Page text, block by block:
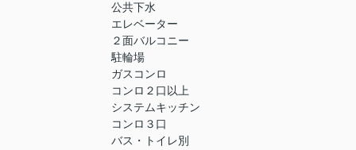
公共下水
エレベーター
２面バルコニー
駐輪場
ガスコンロ
コンロ２口以上
システムキッチン
コンロ３口
バス・トイレ別